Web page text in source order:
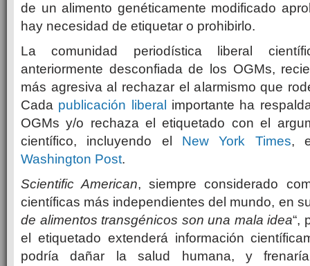
de un alimento genéticamente modificado
hay necesidad de etiquetar o prohibirlo.
La comunidad periodística liberal
anteriormente desconfiada de los OGMs,
más agresiva al rechazar el alarmismo que
Cada publicación liberal importante ha
OGMs y/o rechaza el etiquetado con el
científico, incluyendo el New York Times,
Washington Post.
Scientific American, siempre considerado
científicas más independientes del mundo, en
de alimentos transgénicos son una mala idea“,
el etiquetado extenderá información
podría dañar la salud humana, y